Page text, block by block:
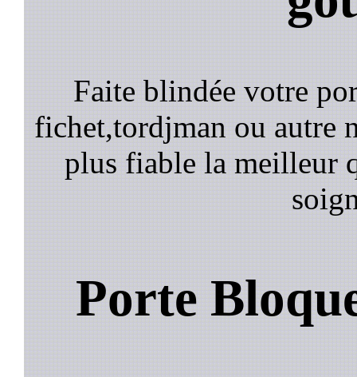
Faite blindée votre
fichet,tordjman ou autre
plus fiable la meilleur
Porte